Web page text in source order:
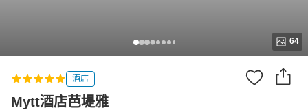
64
酒店
Mytt酒店芭堤雅